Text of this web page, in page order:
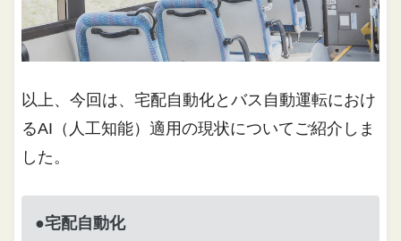
以上、今回は、宅配自動化とバス自動運転におけ
るAI（人工知能）適用の現状についてご紹介しま
した。
●宅配自動化